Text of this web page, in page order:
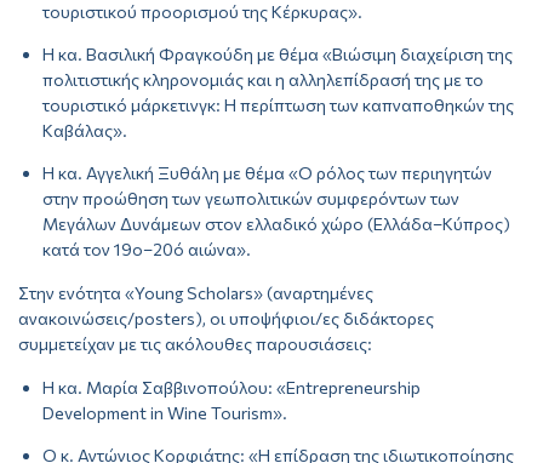
τουριστικού προορισμού της Κέρκυρας».
Η κα. Βασιλική Φραγκούδη με θέμα «Βιώσιμη διαχείριση της
πολιτιστικής κληρονομιάς και η αλληλεπίδρασή της με το
τουριστικό μάρκετινγκ: Η περίπτωση των καπναποθηκών της
Καβάλας».
Η κα. Αγγελική Ξυθάλη με θέμα «Ο ρόλος των περιηγητών
στην προώθηση των γεωπολιτικών συμφερόντων των
Μεγάλων Δυνάμεων στον ελλαδικό χώρο (Ελλάδα–Κύπρος)
κατά τον 19ο–20ό αιώνα».
Στην ενότητα «Young Scholars» (αναρτημένες
ανακοινώσεις/posters), οι υποψήφιοι/ες διδάκτορες
συμμετείχαν με τις ακόλουθες παρουσιάσεις:
Η κα. Μαρία Σαββινοπούλου: «Entrepreneurship
Development in Wine Tourism».
Ο κ. Αντώνιος Κορφιάτης: «Η επίδραση της ιδιωτικοποίησης